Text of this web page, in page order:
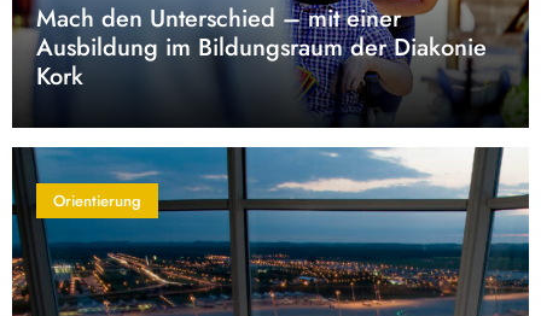
Mach den Unterschied – mit einer
Ausbildung im Bildungsraum der Diakonie
Kork
Orientierung